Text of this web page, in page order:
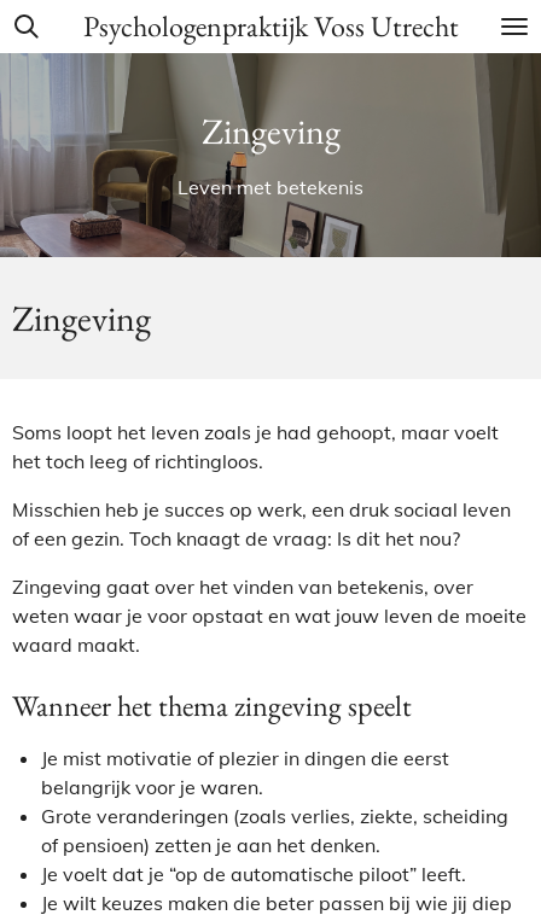
Ga
direct
hoofdinhoud
Psychologenpraktijk Voss Utrecht
Zingeving
Leven met betekenis
Zingeving
Soms loopt het leven zoals je had gehoopt, maar voelt
het toch leeg of richtingloos.
Misschien heb je succes op werk, een druk sociaal leven
of een gezin. Toch knaagt de vraag: Is dit het nou?
Zingeving gaat over het vinden van betekenis, over
weten waar je voor opstaat en wat jouw leven de moeite
waard maakt.
Wanneer het thema zingeving speelt
Je mist motivatie of plezier in dingen die eerst
belangrijk voor je waren.
Grote veranderingen (zoals verlies, ziekte, scheiding
of pensioen) zetten je aan het denken.
Je voelt dat je “op de automatische piloot” leeft.
Je wilt keuzes maken die beter passen bij wie jij diep